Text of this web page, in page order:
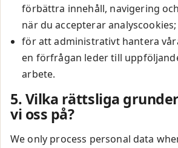
förbättra innehåll, navigering
när du accepterar analyscookies;
för att administrativt hantera
en förfrågan leder till
arbete.
5. Vilka rättsliga
vi oss på?
We only process personal data